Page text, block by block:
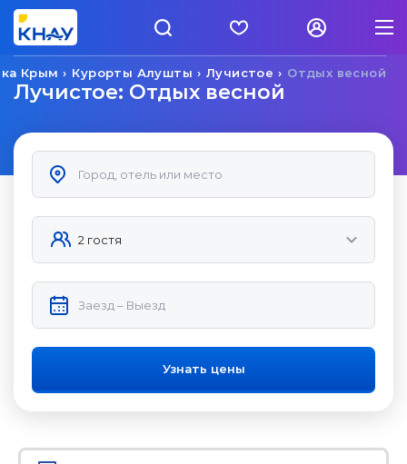
Отдых весной
Лучистое
Курорты Алушты
Крым
Лучистое: Отдых весной
Узнать цены